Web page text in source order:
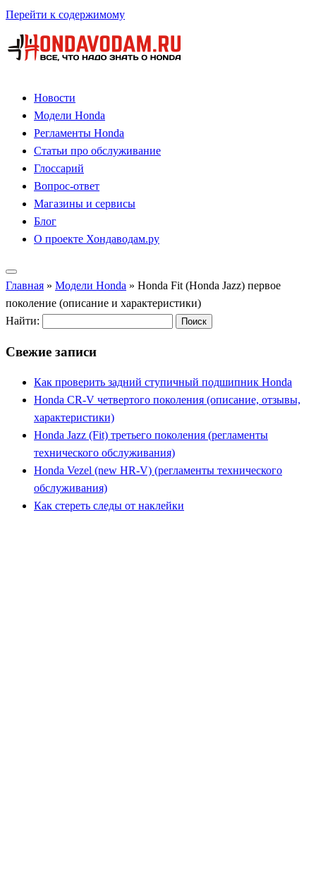
Перейти к содержимому
Новости
Модели Honda
Регламенты Honda
Статьи про обслуживание
Глоссарий
Вопрос-ответ
Магазины и сервисы
Блог
О проекте Хондаводам.ру
Главная » Модели Honda » Honda Fit (Honda Jazz) первое
поколение (описание и характеристики)
Найти:
Свежие записи
Как проверить задний ступичный подшипник Honda
Honda CR-V четвертого поколения (описание, отзывы,
характеристики)
Honda Jazz (Fit) третьего поколения (регламенты
технического обслуживания)
Honda Vezel (new HR-V) (регламенты технического
обслуживания)
Как стереть следы от наклейки